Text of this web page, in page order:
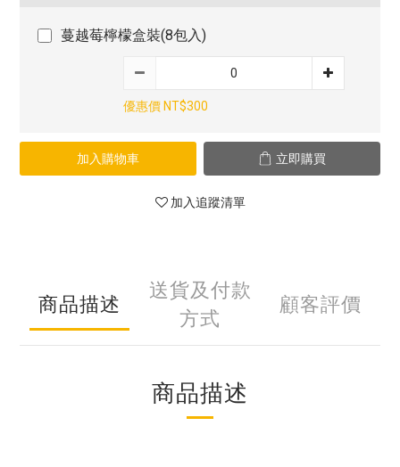
蔓越莓檸檬盒裝(8包入)
優惠價 NT$300
加入購物車 立即購買
加入追蹤清單
商品描述
送貨及付款
方式
顧客評價
商品描述